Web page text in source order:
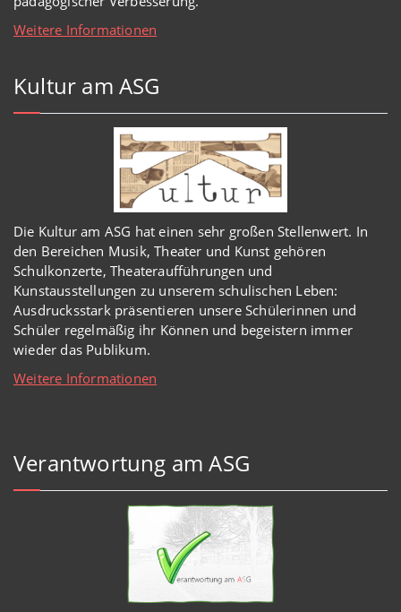
Weitere Informationen
Kultur am ASG
Die Kultur am ASG hat einen sehr großen Stellenwert. In
den Bereichen Musik, Theater und Kunst gehören
Schulkonzerte, Theateraufführungen und
Kunstausstellungen zu unserem schulischen Leben:
Ausdrucksstark präsentieren unsere Schülerinnen und
Schüler regelmäßig ihr Können und begeistern immer
wieder das Publikum.
Weitere Informationen
Verantwortung am ASG